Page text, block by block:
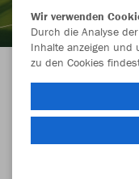
SV
Wir verwenden
Durch die Analyse
Inhalte anzeigen und
zu den Cookies